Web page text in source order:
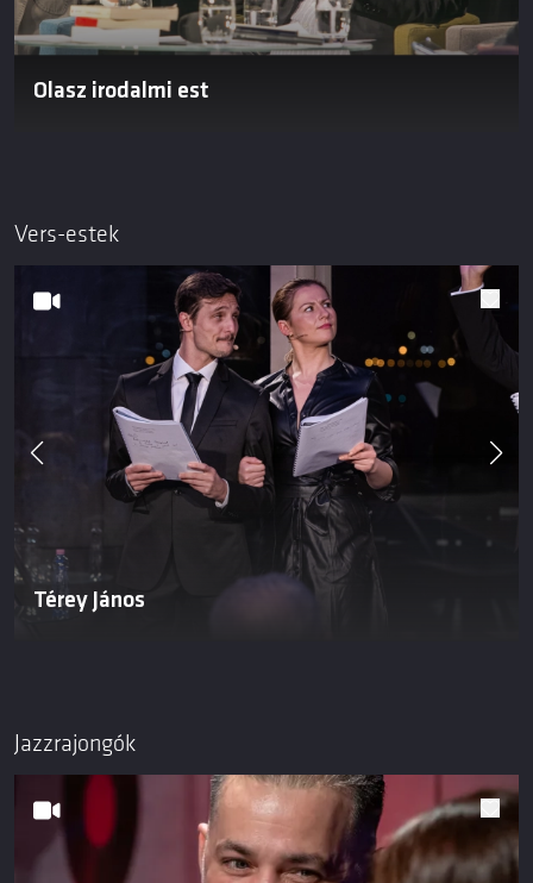
Olasz irodalmi est
Vers-estek
Térey János
Jazzrajongók